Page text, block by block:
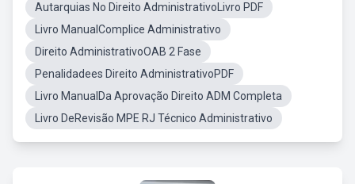
Autarquias No Direito AdministrativoLivro PDF
Livro ManualComplice Administrativo
Direito AdministrativoOAB 2 Fase
Penalidadees Direito AdministrativoPDF
Livro ManualDa Aprovação Direito ADM Completa
Livro DeRevisão MPE RJ Técnico Administrativo